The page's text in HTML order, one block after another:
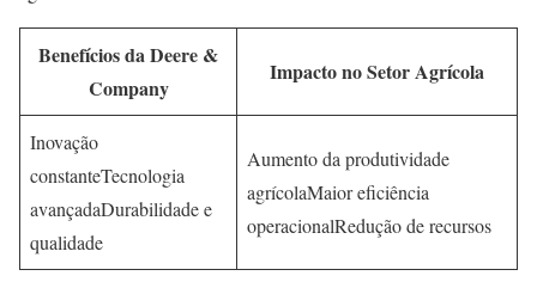
Benefícios da Deere &
Company
Impacto no Setor Agrícola
Inovação
constanteTecnologia
avançadaDurabilidade e
qualidade
Aumento da produtividade
agrícolaMaior eficiência
operacionalRedução de recursos